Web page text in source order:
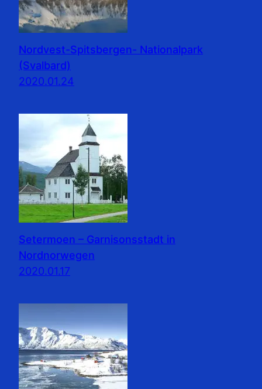
Nordvest-Spitsbergen- Nationalpark
(Svalbard)
2020.01.24
Setermoen – Garnisonsstadt in
Nordnorwegen
2020.01.17